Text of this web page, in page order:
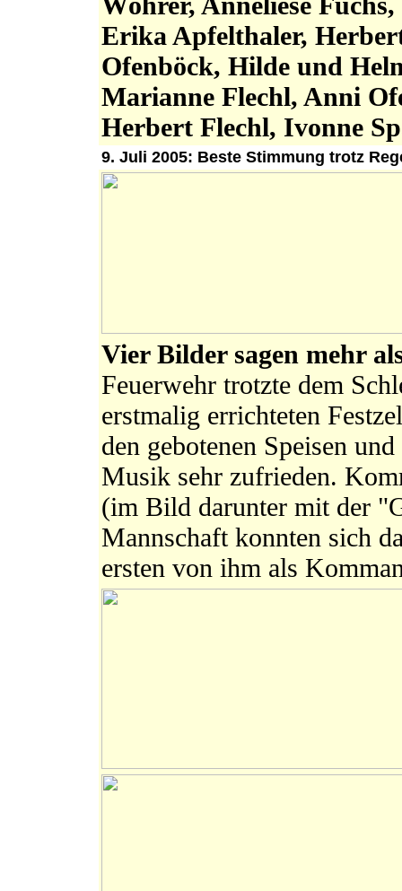
Erika Apfelthaler,
Ofenböck, Hilde und
Marianne Flechl, Anni
Herbert Flechl, Ivonne
9. Juli 2005: Beste Stimmung trotz
Vier Bilder sagen mehr
Feuerwehr trotzte dem
erstmalig errichteten
den gebotenen Speisen
Musik sehr zufrieden.
(im Bild darunter mit der
Mannschaft konnten sich
ersten von ihm als